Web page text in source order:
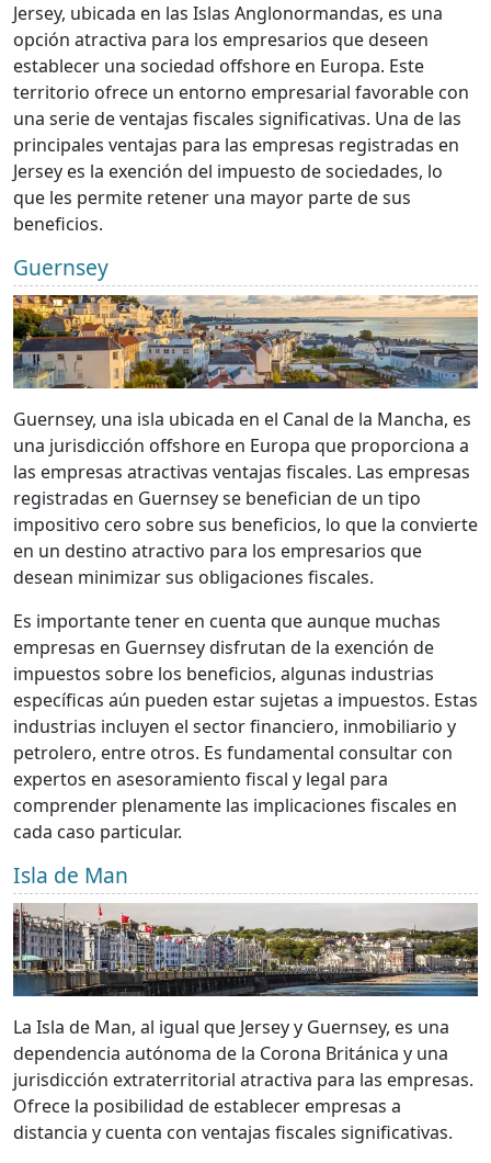
Jersey, ubicada en las Islas Anglonormandas, es una
opción atractiva para los empresarios que deseen
establecer una sociedad offshore en Europa. Este
territorio ofrece un entorno empresarial favorable con
una serie de ventajas fiscales significativas. Una de las
principales ventajas para las empresas registradas en
Jersey es la exención del impuesto de sociedades, lo
que les permite retener una mayor parte de sus
beneficios.
Guernsey
Guernsey, una isla ubicada en el Canal de la Mancha, es
una jurisdicción offshore en Europa que proporciona a
las empresas atractivas ventajas fiscales. Las empresas
registradas en Guernsey se benefician de un tipo
impositivo cero sobre sus beneficios, lo que la convierte
en un destino atractivo para los empresarios que
desean minimizar sus obligaciones fiscales.
Es importante tener en cuenta que aunque muchas
empresas en Guernsey disfrutan de la exención de
impuestos sobre los beneficios, algunas industrias
específicas aún pueden estar sujetas a impuestos. Estas
industrias incluyen el sector financiero, inmobiliario y
petrolero, entre otros. Es fundamental consultar con
expertos en asesoramiento fiscal y legal para
comprender plenamente las implicaciones fiscales en
cada caso particular.
Isla de Man
La Isla de Man, al igual que Jersey y Guernsey, es una
dependencia autónoma de la Corona Británica y una
jurisdicción extraterritorial atractiva para las empresas.
Ofrece la posibilidad de establecer empresas a
distancia y cuenta con ventajas fiscales significativas.